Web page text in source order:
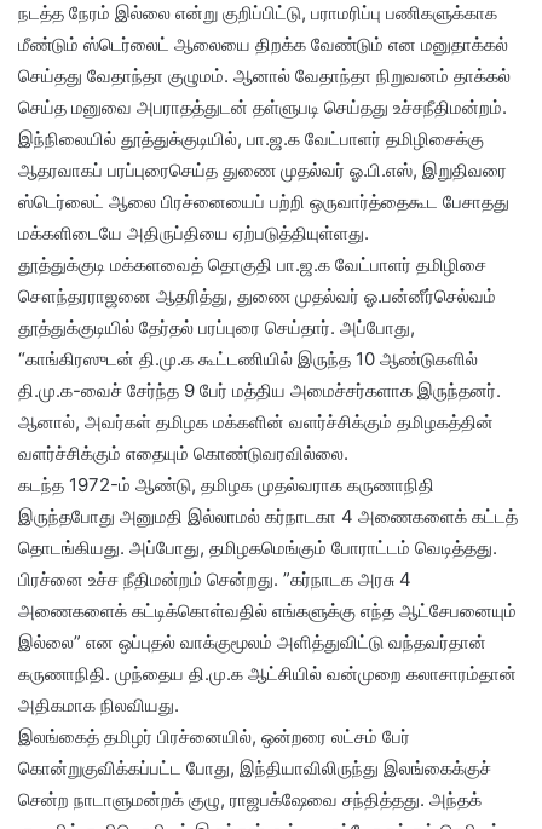
நடத்த நேரம் இல்லை என்று குறிப்பிட்டு, பராமரிப்பு பணிகளுக்காக
மீண்டும் ஸ்டெர்லைட் ஆலையை திறக்க வேண்டும் என மனுதாக்கல்
செய்தது வேதாந்தா குழுமம். ஆனால் வேதாந்தா நிறுவனம் தாக்கல்
செய்த மனுவை அபராதத்துடன் தள்ளுபடி செய்தது உச்சநீதிமன்றம்.
இந்நிலையில் தூத்துக்குடியில், பா.ஜ.க வேட்பாளர் தமிழிசைக்கு
ஆதரவாகப் பரப்புரைசெய்த துணை முதல்வர் ஓ.பி.எஸ், இறுதிவரை
ஸ்டெர்லைட் ஆலை பிரச்னையைப் பற்றி ஒருவார்த்தைகூட பேசாதது
மக்களிடையே அதிருப்தியை ஏற்படுத்தியுள்ளது.
தூத்துக்குடி மக்களவைத் தொகுதி பா.ஜ.க வேட்பாளர் தமிழிசை
சௌந்தரராஜனை ஆதரித்து, துணை முதல்வர் ஓ.பன்னீர்செல்வம்
தூத்துக்குடியில் தேர்தல் பரப்புரை செய்தார். அப்போது,
“காங்கிரஸுடன் தி.மு.க கூட்டணியில் இருந்த 10 ஆண்டுகளில்
தி.மு.க-வைச் சேர்ந்த 9 பேர் மத்திய அமைச்சர்களாக இருந்தனர்.
ஆனால், அவர்கள் தமிழக மக்களின் வளர்ச்சிக்கும் தமிழகத்தின்
வளர்ச்சிக்கும் எதையும் கொண்டுவரவில்லை.
கடந்த 1972-ம் ஆண்டு, தமிழக முதல்வராக கருணாநிதி
இருந்தபோது அனுமதி இல்லாமல் கர்நாடகா 4 அணைகளைக் கட்டத்
தொடங்கியது. அப்போது, தமிழகமெங்கும் போராட்டம் வெடித்தது.
பிரச்னை உச்ச நீதிமன்றம் சென்றது. ”கர்நாடக அரசு 4
அணைகளைக் கட்டிக்கொள்வதில் எங்களுக்கு எந்த ஆட்சேபனையும்
இல்லை” என ஒப்புதல் வாக்குமூலம் அளித்துவிட்டு வந்தவர்தான்
கருணாநிதி. முந்தைய தி.மு.க ஆட்சியில் வன்முறை கலாசாரம்தான்
அதிகமாக நிலவியது.
இலங்கைத் தமிழர் பிரச்னையில், ஒன்றரை லட்சம் பேர்
கொன்றுகுவிக்கப்பட்ட போது, இந்தியாவிலிருந்து இலங்கைக்குச்
சென்ற நாடாளுமன்றக் குழு, ராஜபக்‌ஷேவை சந்தித்தது. அந்தக்